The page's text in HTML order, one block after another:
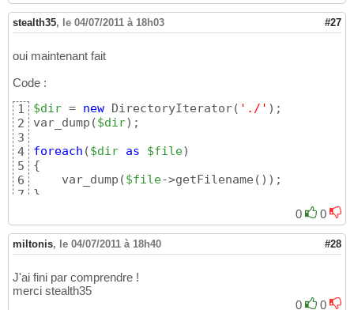
stealth35, le 04/07/2011 à 18h03 #27
oui maintenant fait
Code :
1
2
3
4
5
6
7
$dir = new DirectoryIterator( './' ) ;
var_dump ($dir) ;
foreach ($dir as $file)
{
    var_dump
($file->getFilename ( ) )
}
0 0
miltonis, le 04/07/2011 à 18h40 #28
J'ai fini par comprendre !
merci stealth35
0
0